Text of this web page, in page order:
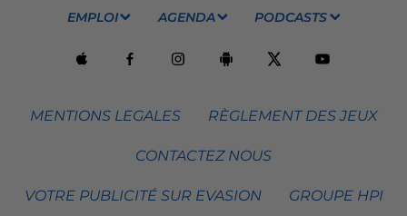
EMPLOI AGENDA PODCASTS
MENTIONS LEGALES RÈGLEMENT DES JEUX
CONTACTEZ NOUS
VOTRE PUBLICITÉ SUR EVASION GROUPE HPI